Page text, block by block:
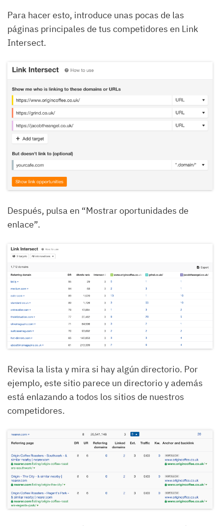
Para hacer esto, introduce unas pocas de las
páginas principales de tus competidores en Link
Intersect.
Después, pulsa en “Mostrar oportunidades de
enlace”.
Revisa la lista y mira si hay algún directorio. Por
ejemplo, este sitio parece un directorio y además
está enlazando a todos los sitios de nuestros
competidores.